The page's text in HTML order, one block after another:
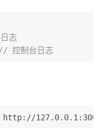
志
控制台日志
127.0.0.1:3000